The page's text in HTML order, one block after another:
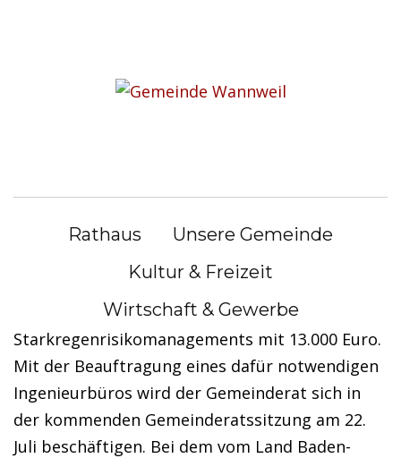
Rathaus
Unsere Gemeinde
Kultur & Freizeit
Wirtschaft & Gewerbe
Gemeinde Wannweil erhält
Regierungspräsidium Tübingen fördert die
Gemeinde Wannweil bei der Erstellung eines
Starkregenrisikomanagements mit 13.000 Euro.
Mit der Beauftragung eines dafür notwendigen
Ingenieurbüros wird der Gemeinderat sich in
der kommenden Gemeinderatssitzung am 22.
Juli beschäftigen. Bei dem vom Land Baden-